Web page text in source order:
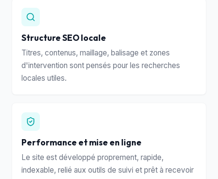
Structure SEO locale
Titres, contenus, maillage, balisage et zones
d'intervention sont pensés pour les recherches
locales utiles.
Performance et mise en ligne
Le site est développé proprement, rapide,
indexable, relié aux outils de suivi et prêt à recevoir